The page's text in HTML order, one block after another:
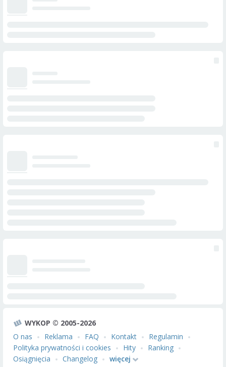
WYKOP © 2005-2026
O nas
Reklama FAQ Kontakt
Regulamin
Polityka prywatności i cookies
Hity
Ranking
Osiągnięcia
Changelog więcej